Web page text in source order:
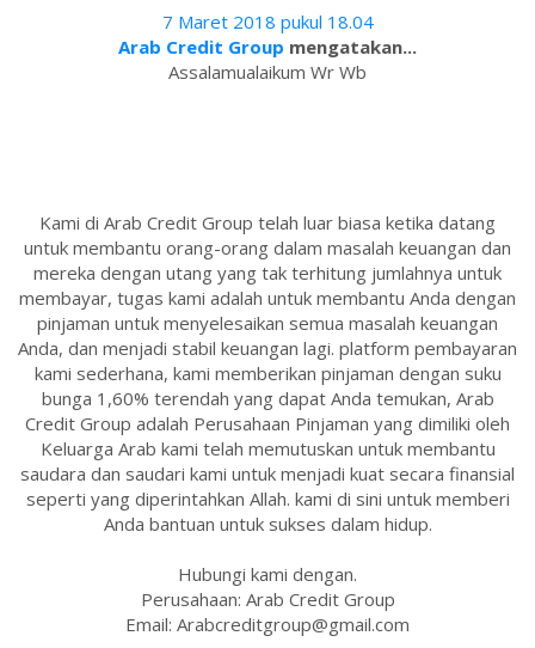
7 Maret 2018 pukul 18.04
Arab Credit Group mengatakan...
Assalamualaikum Wr Wb
Kami di Arab Credit Group telah luar biasa ketika datang
untuk membantu orang-orang dalam masalah keuangan dan
mereka dengan utang yang tak terhitung jumlahnya untuk
membayar, tugas kami adalah untuk membantu Anda dengan
pinjaman untuk menyelesaikan semua masalah keuangan
Anda, dan menjadi stabil keuangan lagi. platform pembayaran
kami sederhana, kami memberikan pinjaman dengan suku
bunga 1,60% terendah yang dapat Anda temukan, Arab
Credit Group adalah Perusahaan Pinjaman yang dimiliki oleh
Keluarga Arab kami telah memutuskan untuk membantu
saudara dan saudari kami untuk menjadi kuat secara finansial
seperti yang diperintahkan Allah. kami di sini untuk memberi
Anda bantuan untuk sukses dalam hidup.
Hubungi kami dengan.
Perusahaan: Arab Credit Group
Email: Arabcreditgroup@gmail.com